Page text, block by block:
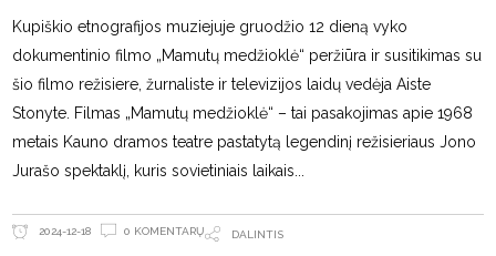
Kupiškio etnografijos muziejuje gruodžio 12 dieną vyko
dokumentinio filmo „Mamutų medžioklė“ peržiūra ir susitikimas su
šio filmo režisiere, žurnaliste ir televizijos laidų vedėja Aiste
Stonyte. Filmas „Mamutų medžioklė“ – tai pasakojimas apie 1968
metais Kauno dramos teatre pastatytą legendinį režisieriaus Jono
Jurašo spektaklį, kuris sovietiniais laikais
2024-12-18 0 KOMENTARŲ DALINTIS